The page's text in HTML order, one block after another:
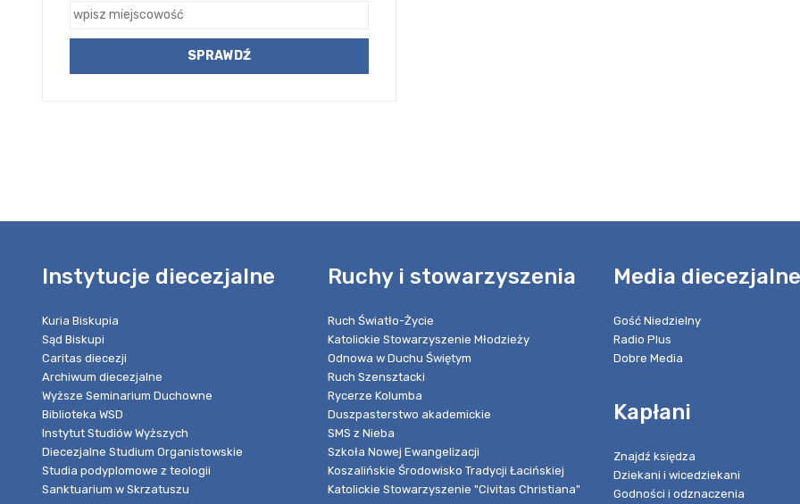
Instytucje diecezjalne
Kuria Biskupia
Sąd Biskupi
Caritas diecezji
Archiwum diecezjalne
Wyższe Seminarium Duchowne
Biblioteka WSD
Instytut Studiów Wyższych
Diecezjalne Studium Organistowskie
Studia podyplomowe z teologii
Sanktuarium w Skrzatuszu
Ruchy i stowarzyszenia
Ruch Światło-Życie
Katolickie Stowarzyszenie Młodzieży
Odnowa w Duchu Świętym
Ruch Szensztacki
Rycerze Kolumba
Duszpasterstwo akademickie
SMS z Nieba
Szkoła Nowej Ewangelizacji
Koszalińskie Środowisko Tradycji Łacińskiej
Katolickie Stowarzyszenie "Civitas Christiana"
Media diecezjalne
Gość Niedzielny
Radio Plus
Dobre Media
Kapłani
Znajdź księdza
Dziekani i wicedziekani
Godności i odznaczenia